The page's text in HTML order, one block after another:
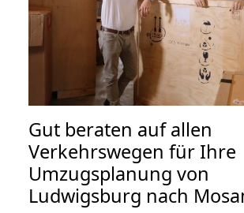
Gut beraten auf allen
Verkehrswegen für Ihre
Umzugsplanung von
Ludwigsburg nach